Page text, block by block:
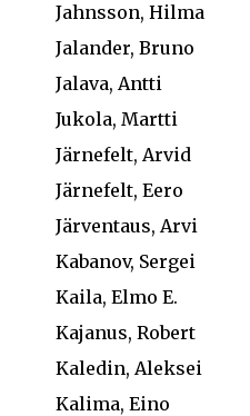
Jahnsson, Hilma
Jalander, Bruno
Jalava, Antti
Jukola, Martti
Järnefelt, Arvid
Järnefelt, Eero
Järventaus, Arvi
Kabanov, Sergei
Kaila, Elmo E.
Kajanus, Robert
Kaledin, Aleksei
Kalima, Eino